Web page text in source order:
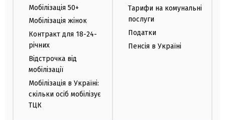
Мобілізація 50+
Мобілізація жінок
Контракт для 18-24-
річних
Відстрочка від
мобілізації
Мобілізація в Україні:
скільки осіб мобілізує
ТЦК
Тарифи на комунальні
послуги
Податки
Пенсія в Україні